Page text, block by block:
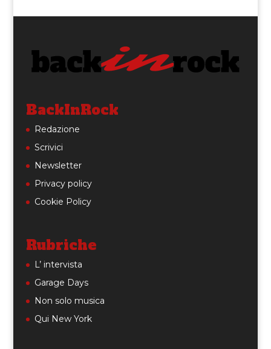
BackInRock
Redazione
Scrivici
Newsletter
Privacy policy
Cookie Policy
Rubriche
L’ intervista
Garage Days
Non solo musica
Qui New York